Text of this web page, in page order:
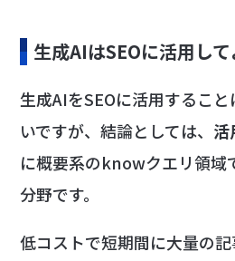
生成AIはSEOに活用し
生成AIをSEOに活用するこ
いですが、結論としては、 活
に概要系のknowクエリ領域
分野です。
低コストで短期間に大量の